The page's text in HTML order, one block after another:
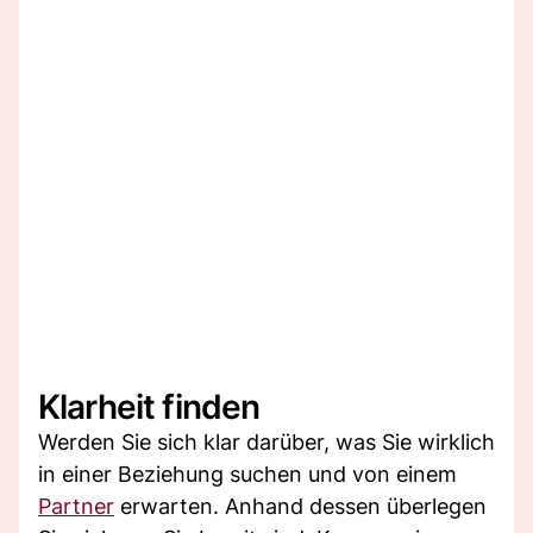
Klarheit finden
Werden Sie sich klar darüber, was Sie wirklich
in einer Beziehung suchen und von einem
Partner erwarten. Anhand dessen überlegen